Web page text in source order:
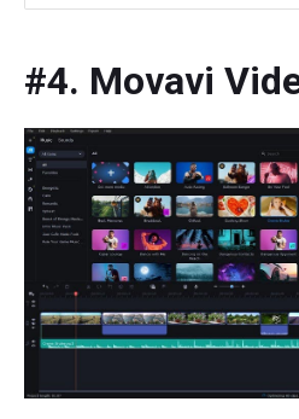
#4. Movavi